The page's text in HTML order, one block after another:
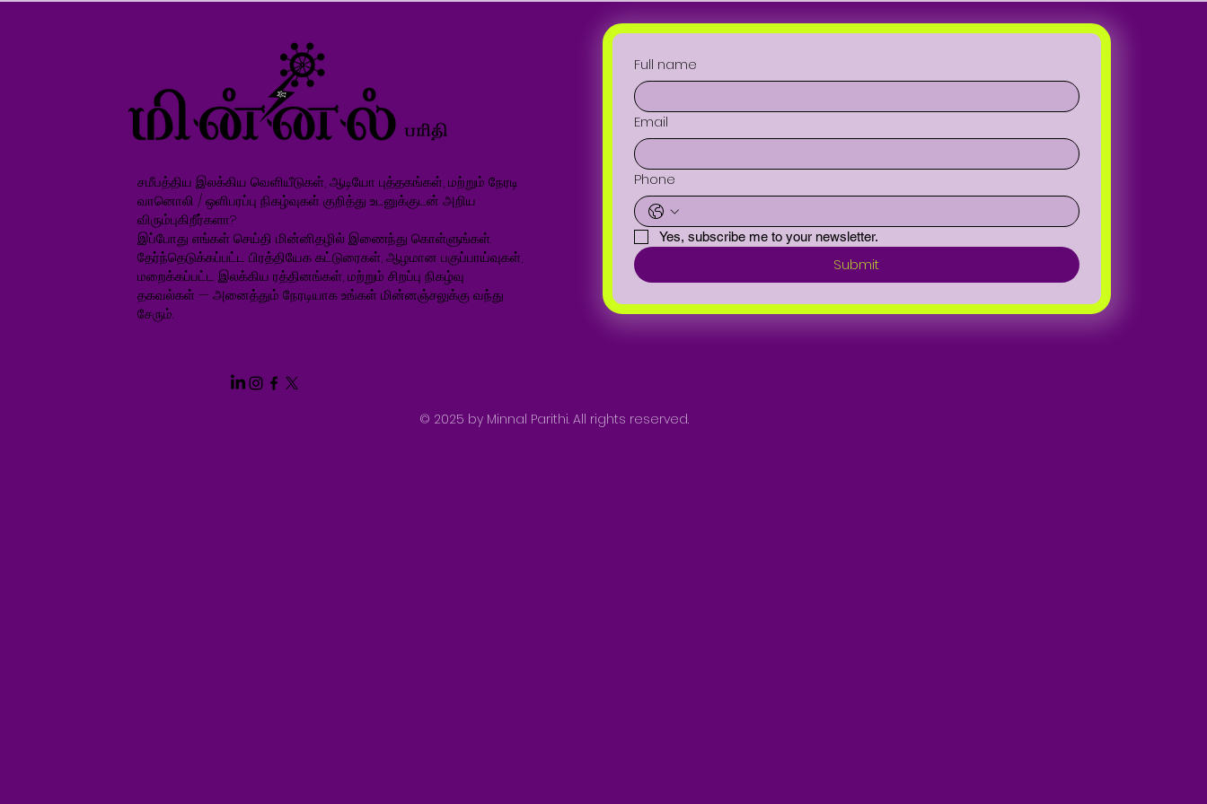
சமீபத்திய இலக்கிய வெளியீடுகள், ஆடியோ புத்தகங்கள், மற்றும் நேரடி
வானொலி / ஒளிபரப்பு நிகழ்வுகள் குறித்து உடனுக்குடன் அறிய
விரும்புகிறீர்களா?
இப்போது எங்கள் செய்தி மின்னிதழில் இணைந்து கொள்ளுங்கள்.
தேர்ந்தெடுக்கப்பட்ட பிரத்தியேக கட்டுரைகள், ஆழமான பகுப்பாய்வுகள்,
மறைக்கப்பட்ட இலக்கிய ரத்தினங்கள், மற்றும் சிறப்பு நிகழ்வு
தகவல்கள் — அனைத்தும் நேரடியாக உங்கள் மின்னஞ்சலுக்கு வந்து
சேரும்.
Full name
Email
Phone
Yes, subscribe me to your newsletter.
Submit
© 2025 by Minnal Parithi. All rights reserved.